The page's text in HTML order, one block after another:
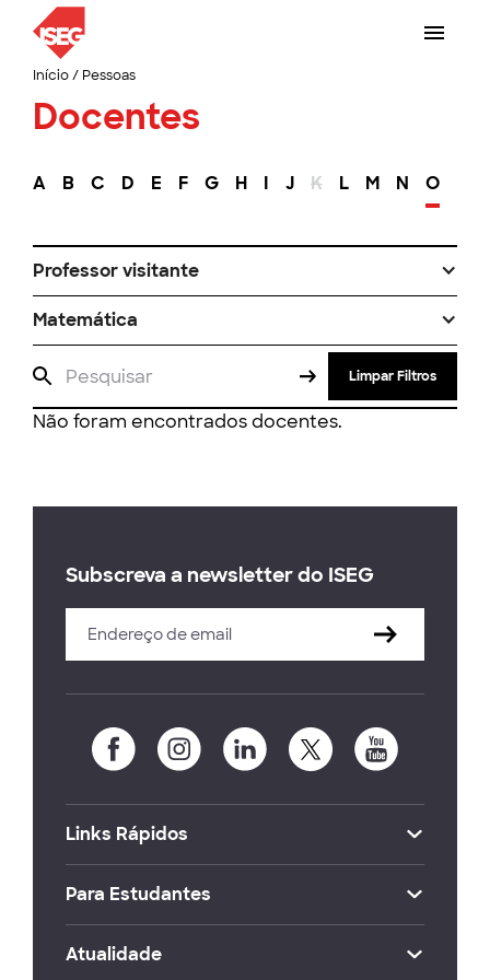
Início/ Pessoas
Docentes
A B C D E F G H I J K L M N O
Professor visitante
Matemática
Limpar Filtros
Não foram encontrados docentes.
Subscreva a newsletter do ISEG
Links Rápidos
Para Estudantes
Atualidade